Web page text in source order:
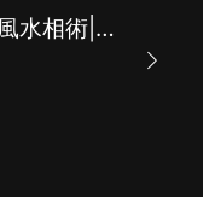
天才命師|恐怖懸疑|風水相術|AI多播